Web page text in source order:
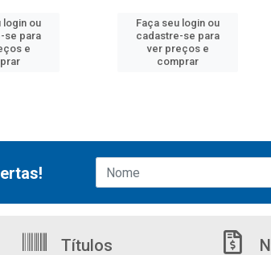
login ou
se para
e
Faça seu login ou
cadastre-se para
ver preços e
comprar
Títulos